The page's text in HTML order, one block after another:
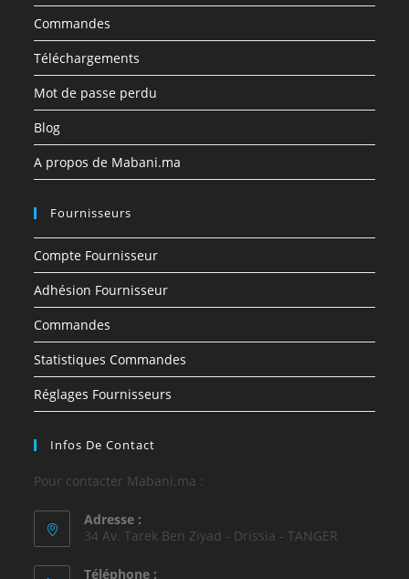
Commandes
Téléchargements
Mot de passe perdu
Blog
A propos de Mabani.ma
Fournisseurs
Compte Fournisseur
Adhésion Fournisseur
Commandes
Statistiques Commandes
Réglages Fournisseurs
Infos De Contact
Pour contacter Mabani.ma :
Adresse :
34 Av. Tarek Ben Ziyad - Drissia - TANGER
Téléphone :